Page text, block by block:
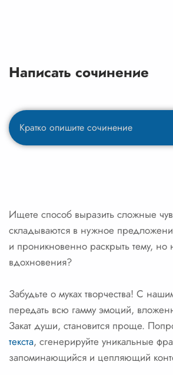
Написать сочинение
Ищете способ выразить сложные
складываются в нужное
и проникновенно раскрыть тему, но
вдохновения?
Забудьте о муках творчества! С
передать всю гамму эмоций,
Закат души, становится проще.
текста, сгенерируйте уникальные
запоминающийся и цепляющий